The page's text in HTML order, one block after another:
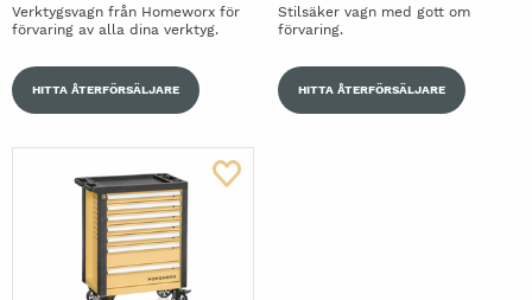
Verktygsvagn från Homeworx för
förvaring av alla dina verktyg.
HITTA ÅTERFÖRSÄLJARE
Stilsäker vagn med gott om
förvaring.
HITTA ÅTERFÖRSÄLJARE